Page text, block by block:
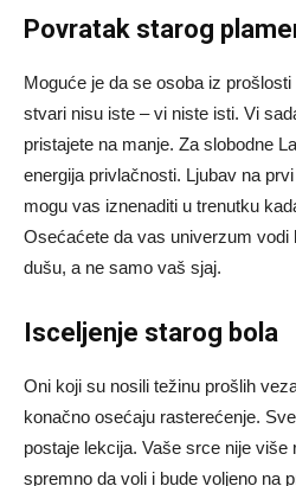
Povratak starog
Moguće je da se osoba iz
stvari nisu iste – vi niste isti. Vi
pristajete na manje. Za slobodne
energija privlačnosti. Ljubav na
mogu vas iznenaditi u trenutku
Osećaćete da vas univerzum
dušu, a ne samo vaš sjaj.
Isceljenje starog bola
Oni koji su nosili težinu prošlih
konačno osećaju rasterećenje.
postaje lekcija. Vaše srce nije više
spremno da voli i bude voljeno na